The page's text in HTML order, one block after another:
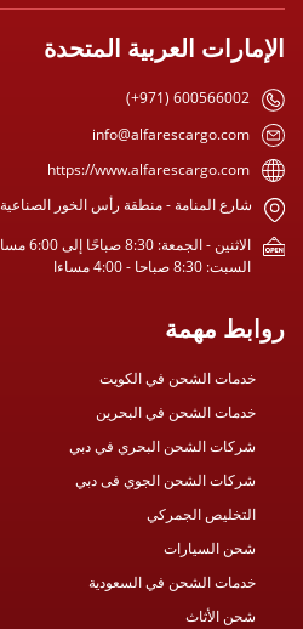
الإمارات العربية المتحدة
(+971) 600566002
info@alfarescargo.com
https://www.alfarescargo.com
شارع المنامة - منطقة رأس الخور الصناعية 1 دبي ، الإمارات العربية المتحدة
الاثنين - الجمعة: 8:30 صباحًا إلى 6:00 مساءً
السبت: 8:30 صباحا - 4:00 مساءا
روابط مهمة
خدمات الشحن في الكويت
خدمات الشحن في البحرين
شركات الشحن البحري في دبي
شركات الشحن الجوي فى دبي
التخليص الجمركي
شحن السيارات
خدمات الشحن في السعودية
شحن الأثاث